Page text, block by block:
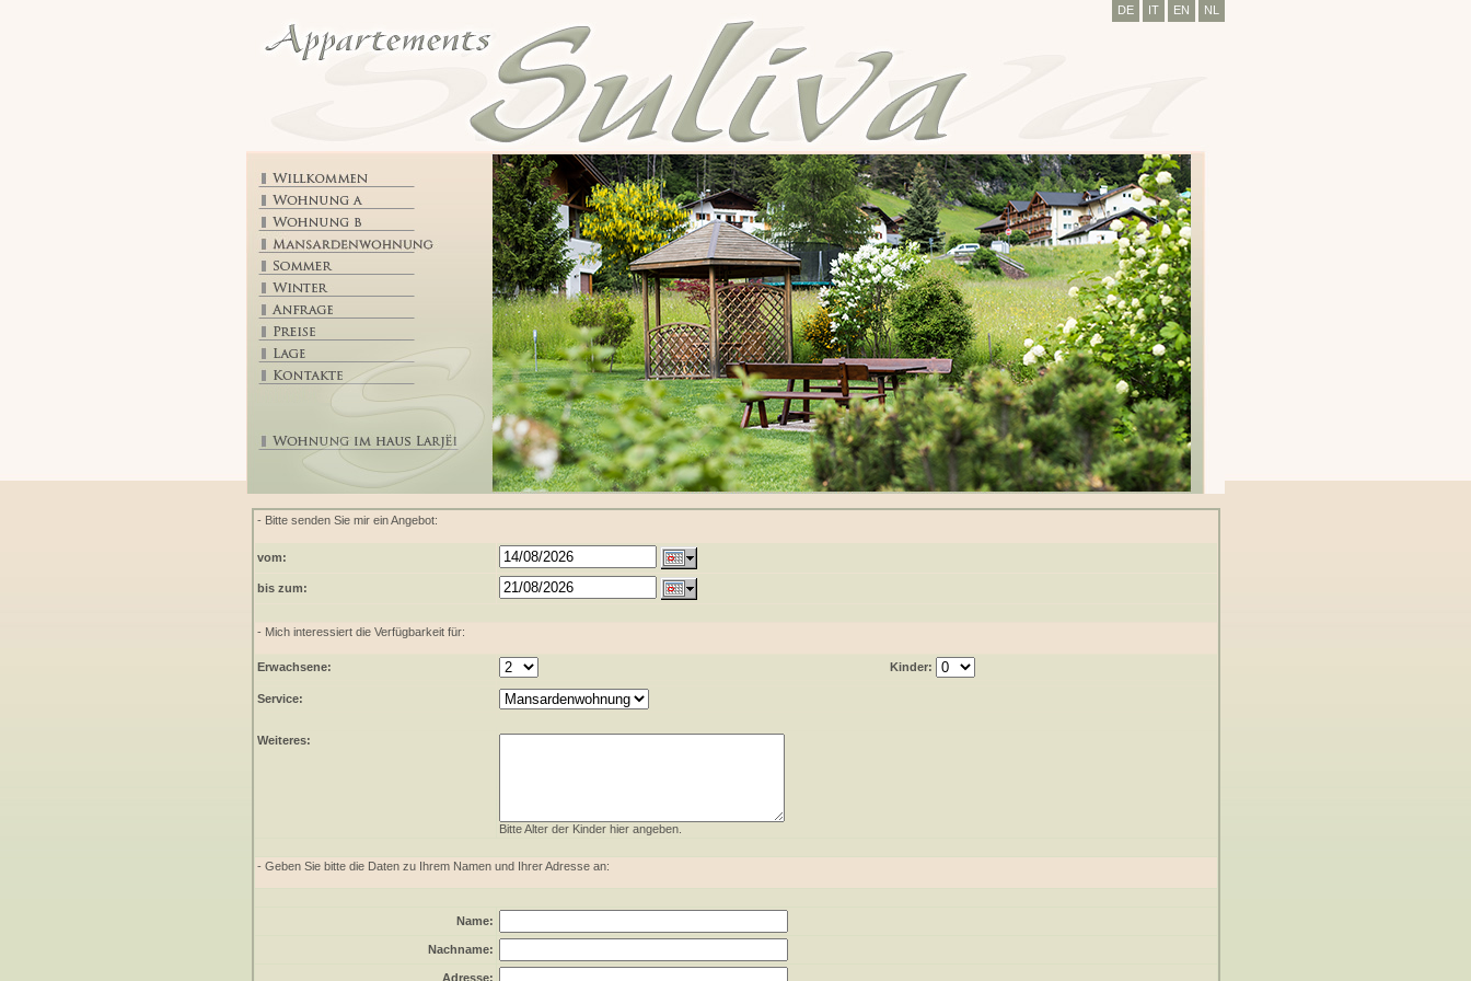
DE IT EN NL
- Bitte senden Sie mir ein Angebot:
vom:
bis zum:
- Mich interessiert die Verfügbarkeit für:
Erwachsene: Kinder:
Service:
Weiteres:
Bitte Alter der Kinder hier angeben.
- Geben Sie bitte die Daten zu Ihrem Namen und Ihrer Adresse an:
Name:
Nachname:
Adresse: